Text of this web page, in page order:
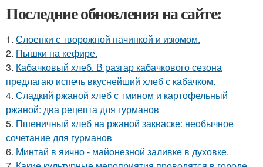
Последние обновления на сайте:
1. Слоенки с творожной начинкой и изюмом.
2. Пышки на кефире.
3. Кабачковый хлеб. В разгар кабачкового сезона
предлагаю испечь вкуснейший хлеб с кабачком.
4. Сладкий ржаной хлеб с тмином и картофельный
ржаной: два рецепта для гурманов
5. Пшеничный хлеб на ржаной закваске: необычное
сочетание для гурманов
6. Минтай в яично - майонезной заливке в духовке.